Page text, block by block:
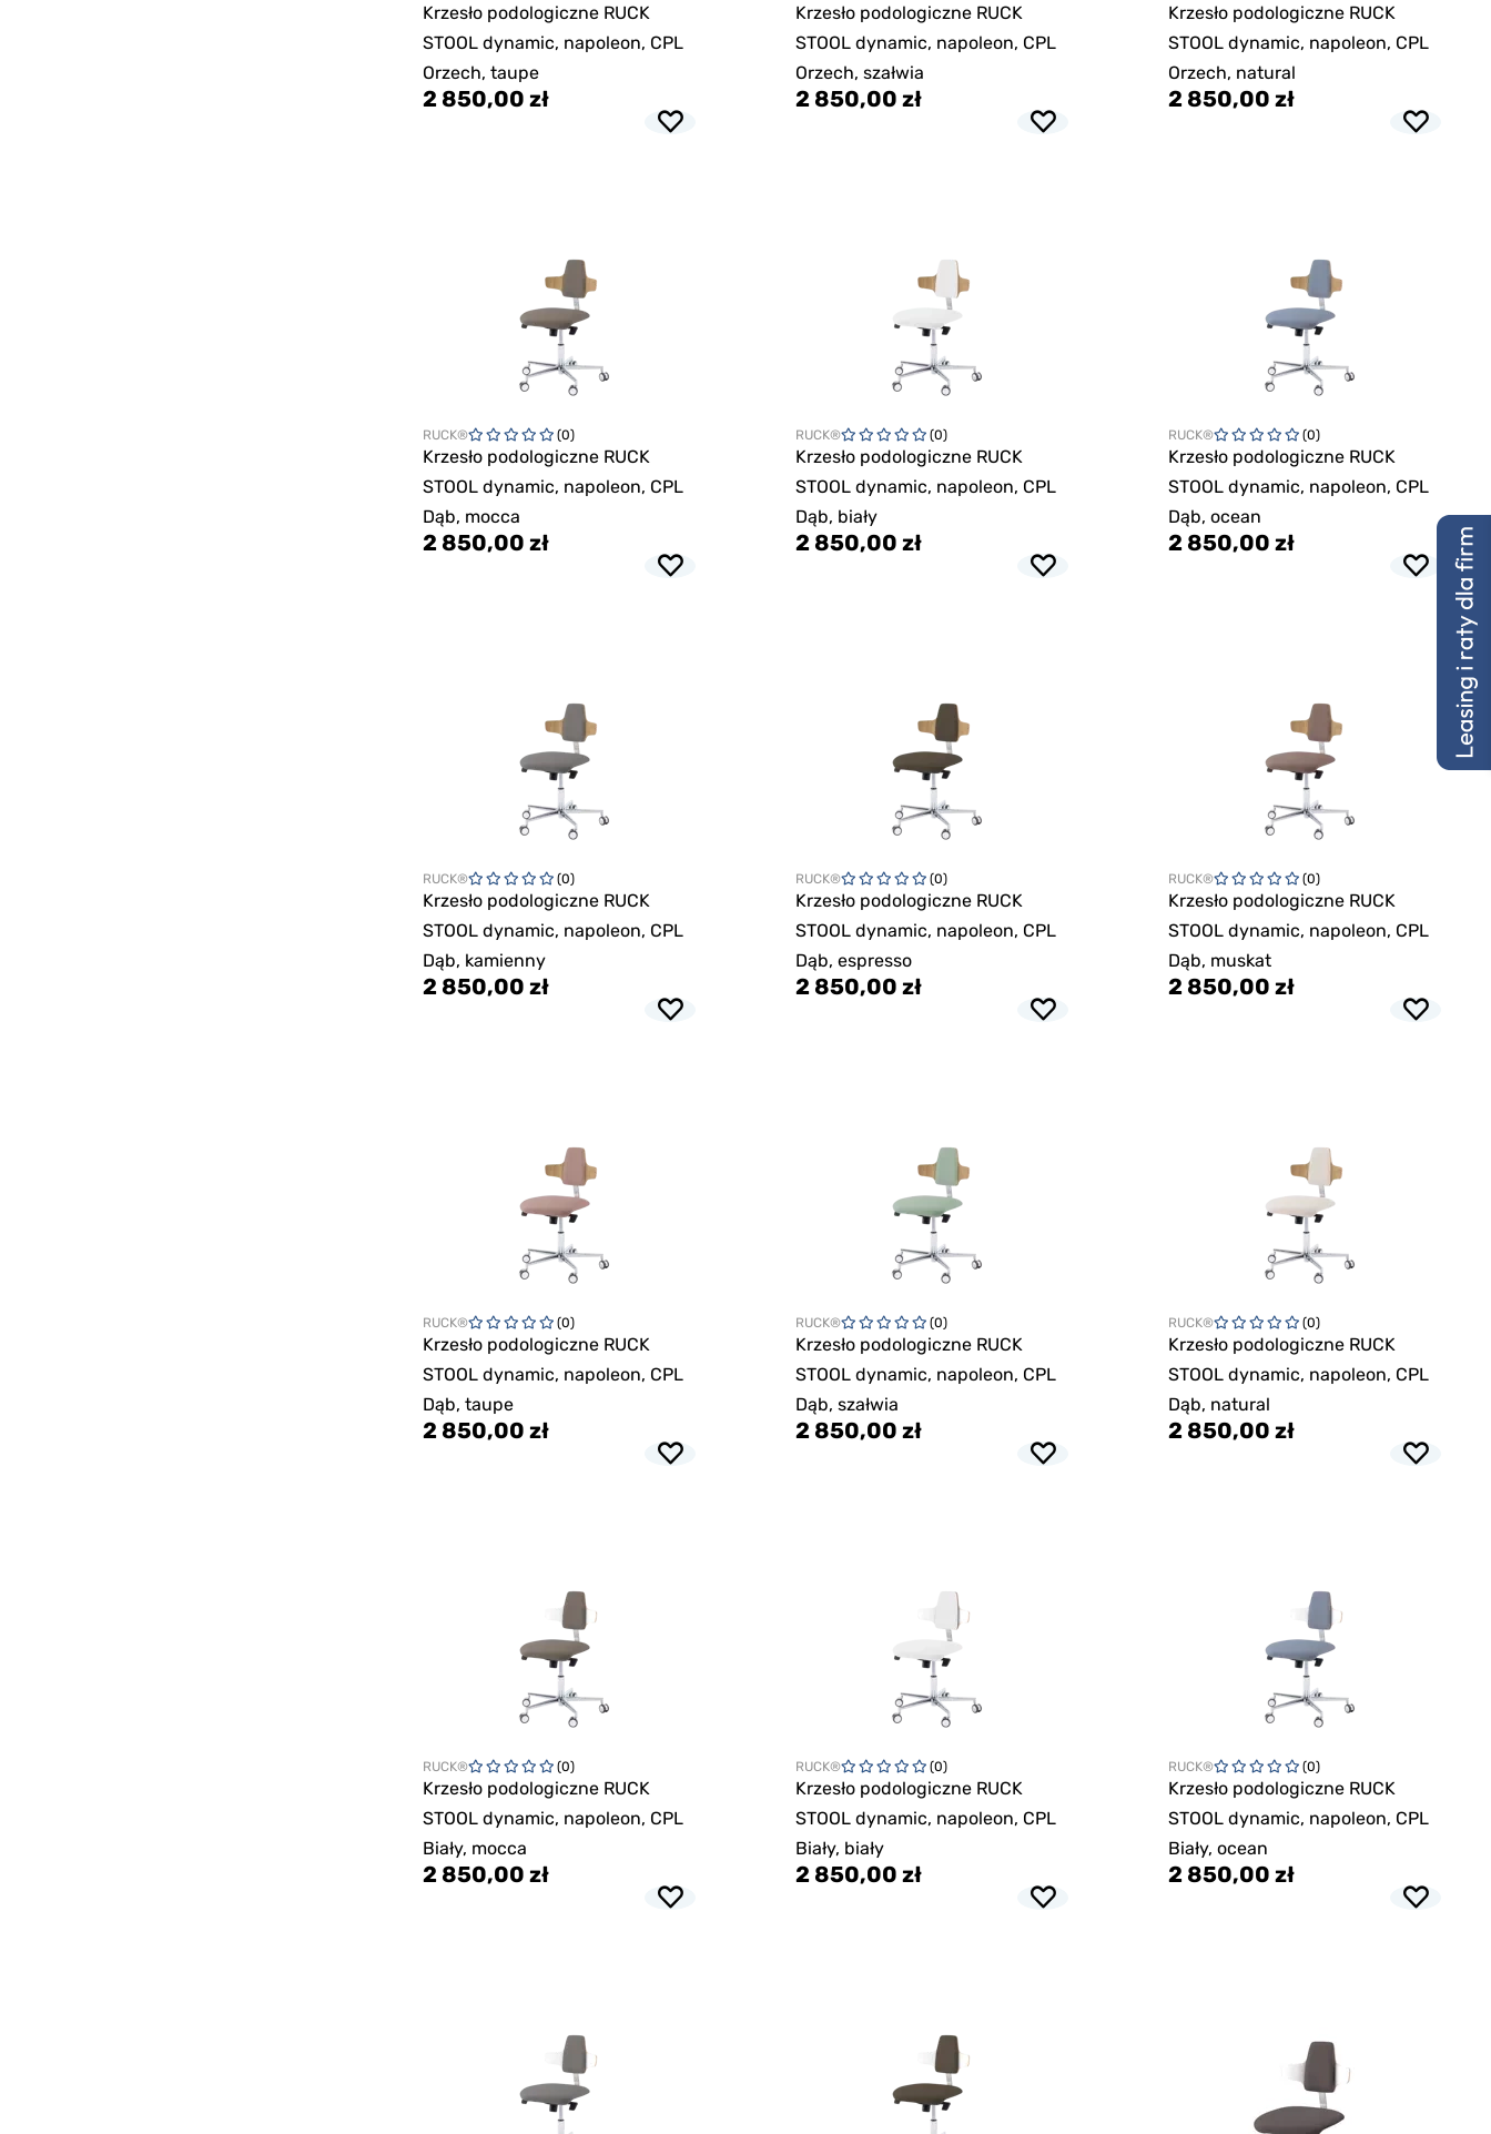
Krzesło podologiczne RUCK
STOOL dynamic, napoleon, CPL
Orzech, taupe
2 850,00 zł
Krzesło podologiczne RUCK
STOOL dynamic, napoleon, CPL
Orzech, szałwia
2 850,00 zł
Krzesło podologiczne RUCK
STOOL dynamic, napoleon, CPL
Orzech, natural
2 850,00 zł
RUCK® (0)
Krzesło podologiczne RUCK
STOOL dynamic, napoleon, CPL
Dąb, mocca
2 850,00 zł
RUCK® (0)
Krzesło podologiczne RUCK
STOOL dynamic, napoleon, CPL
Dąb, biały
2 850,00 zł
RUCK® (0)
Krzesło podologiczne RUCK
STOOL dynamic, napoleon, CPL
Dąb, ocean
2 850,00 zł
RUCK® (0)
Krzesło podologiczne RUCK
STOOL dynamic, napoleon, CPL
Dąb, kamienny
2 850,00 zł
RUCK® (0)
Krzesło podologiczne RUCK
STOOL dynamic, napoleon, CPL
Dąb, espresso
2 850,00 zł
RUCK® (0)
Krzesło podologiczne RUCK
STOOL dynamic, napoleon, CPL
Dąb, muskat
2 850,00 zł
RUCK® (0)
Krzesło podologiczne RUCK
STOOL dynamic, napoleon, CPL
Dąb, taupe
2 850,00 zł
RUCK® (0)
Krzesło podologiczne RUCK
STOOL dynamic, napoleon, CPL
Dąb, szałwia
2 850,00 zł
RUCK® (0)
Krzesło podologiczne RUCK
STOOL dynamic, napoleon, CPL
Dąb, natural
2 850,00 zł
RUCK® (0)
Krzesło podologiczne RUCK
STOOL dynamic, napoleon, CPL
Biały, mocca
2 850,00 zł
RUCK® (0)
Krzesło podologiczne RUCK
STOOL dynamic, napoleon, CPL
Biały, biały
2 850,00 zł
RUCK® (0)
Krzesło podologiczne RUCK
STOOL dynamic, napoleon, CPL
Biały, ocean
2 850,00 zł